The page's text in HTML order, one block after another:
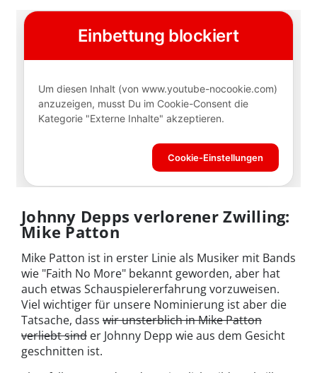
Johnny Depps verlorener Zwilling:
Mike Patton
Mike Patton ist in erster Linie als Musiker mit Bands
wie "Faith No More" bekannt geworden, aber hat
auch etwas Schauspielererfahrung vorzuweisen.
Viel wichtiger für unsere Nominierung ist aber die
Tatsache, dass wir unsterblich in Mike Patton
verliebt sind er Johnny Depp wie aus dem Gesicht
geschnitten ist.